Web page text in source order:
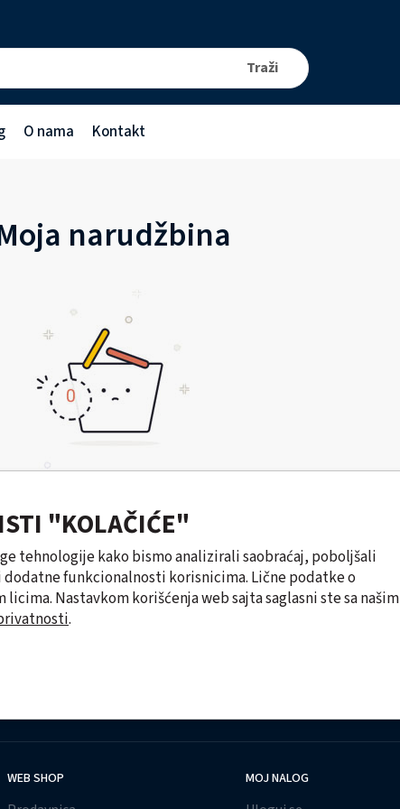
O nama Kontakt
narudžbina
PROIZVODA U KORPI...
našu ponudu i dodajte neke proizvode!
U PRODAVNICU →
WEB SHOP MOJ NALOG
"KOLAČIĆE"
tehnologije kako bismo analizirali saobraćaj, poboljšali
funkcionalnosti korisnicima. Lične podatke o
Nastavkom korišćenja web sajta saglasni ste sa našim
.